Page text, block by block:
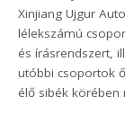
Xinjiang Ujgur
lélekszámú
és írásrendszert,
utóbbi csoportok
élő sibék körében